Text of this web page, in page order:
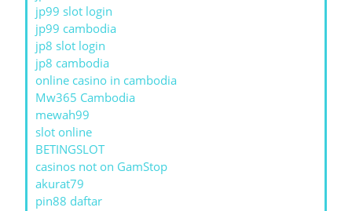
jp99 slot login
jp99 cambodia
jp8 slot login
jp8 cambodia
online casino in cambodia
Mw365 Cambodia
mewah99
slot online
BETINGSLOT
casinos not on GamStop
akurat79
pin88 daftar